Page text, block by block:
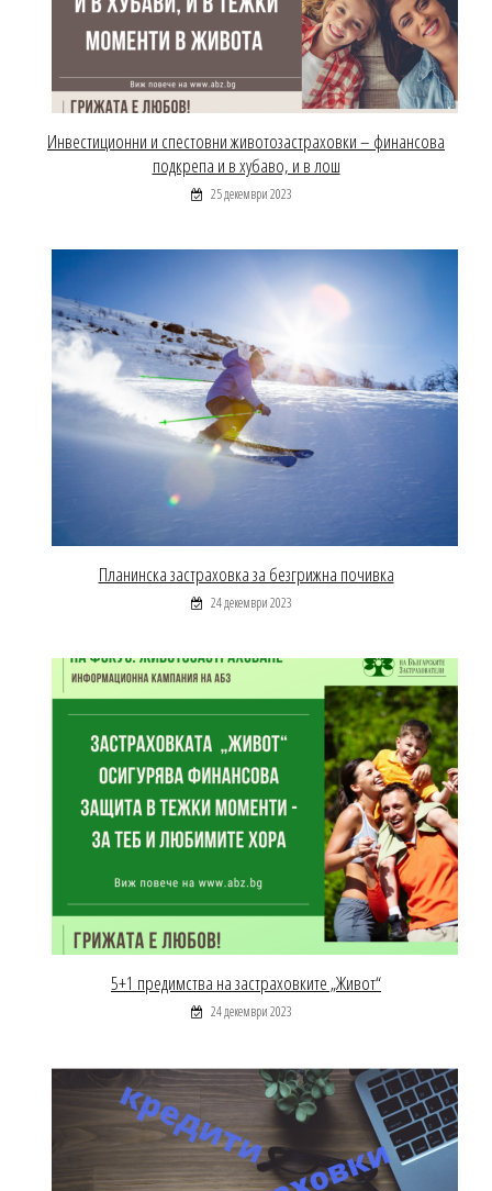
Инвестиционни и спестовни животозастраховки – финансова
подкрепа и в хубаво, и в лош
25 декември 2023
Планинска застраховка за безгрижна почивка
24 декември 2023
5+1 предимства на застраховките „Живот“
24 декември 2023